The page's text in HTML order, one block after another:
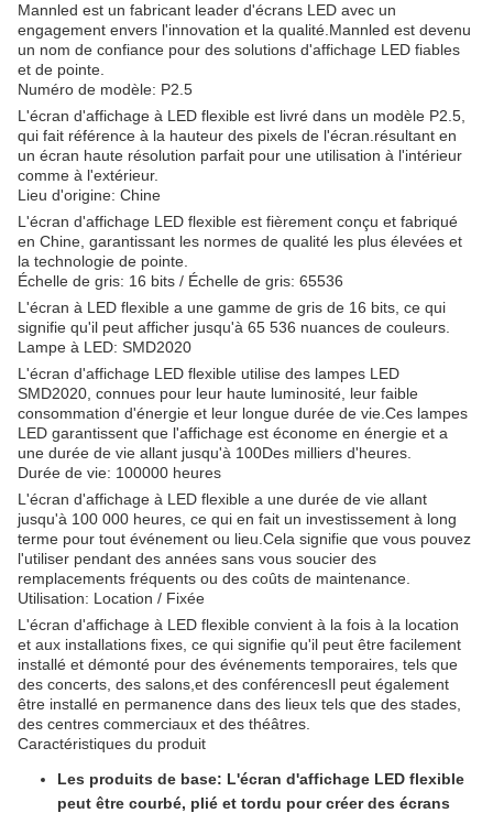
Mannled est un fabricant leader d'écrans LED avec un
engagement envers l'innovation et la qualité.Mannled est devenu
un nom de confiance pour des solutions d'affichage LED fiables
et de pointe.
Numéro de modèle: P2.5
L'écran d'affichage à LED flexible est livré dans un modèle P2.5,
qui fait référence à la hauteur des pixels de l'écran.résultant en
un écran haute résolution parfait pour une utilisation à l'intérieur
comme à l'extérieur.
Lieu d'origine: Chine
L'écran d'affichage LED flexible est fièrement conçu et fabriqué
en Chine, garantissant les normes de qualité les plus élevées et
la technologie de pointe.
Échelle de gris: 16 bits / Échelle de gris: 65536
L'écran à LED flexible a une gamme de gris de 16 bits, ce qui
signifie qu'il peut afficher jusqu'à 65 536 nuances de couleurs.
Lampe à LED: SMD2020
L'écran d'affichage LED flexible utilise des lampes LED
SMD2020, connues pour leur haute luminosité, leur faible
consommation d'énergie et leur longue durée de vie.Ces lampes
LED garantissent que l'affichage est économe en énergie et a
une durée de vie allant jusqu'à 100Des milliers d'heures.
Durée de vie: 100000 heures
L'écran d'affichage à LED flexible a une durée de vie allant
jusqu'à 100 000 heures, ce qui en fait un investissement à long
terme pour tout événement ou lieu.Cela signifie que vous pouvez
l'utiliser pendant des années sans vous soucier des
remplacements fréquents ou des coûts de maintenance.
Utilisation: Location / Fixée
L'écran d'affichage à LED flexible convient à la fois à la location
et aux installations fixes, ce qui signifie qu'il peut être facilement
installé et démonté pour des événements temporaires, tels que
des concerts, des salons,et des conférencesIl peut également
être installé en permanence dans des lieux tels que des stades,
des centres commerciaux et des théâtres.
Caractéristiques du produit
Les produits de base: L'écran d'affichage LED flexible
peut être courbé, plié et tordu pour créer des écrans